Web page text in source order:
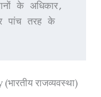
के अधिकार,
पांच तरह के
राजव्यवस्था)